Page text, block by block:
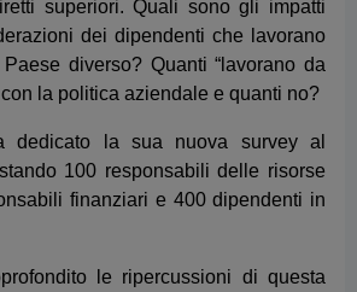
le ripercussioni di questa
svolgimento del lavoro e punta a
condiviso tra le varie figure
a far sì che il lavoro da
tutti.
“lavoro da ovunque” stanno
differenziale
: la possibilità di